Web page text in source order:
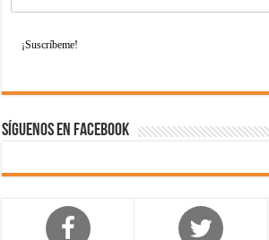
Síguenos en Facebook